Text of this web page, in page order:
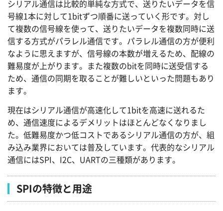
シリアル通信は比較的単純な方式で、送りたいデータを信
号線1本に対して1bitずつ順番に送っていく形です。対し
て複数の信号線を使って、送りたいデータを複数同時に送
信する方式がパラレル通信です。パラレル通信の方が便利
なように思えますが、信号線の本数が増えるため、配線の
難易度が上がります。また複数のbitを同時に送受信する
ため、通信の同期を取ることが難しいといった問題もあり
ます。
現在はシリアル通信が高速化して1bitを高速に送れるた
め、通信速度によるデメリットはほとんどなくなりまし
た。低難易度かつ低コストであるシリアル通信の方が、組
み込み業界においては普及しています。代表的なシリアル
通信にはSPI、I2C、UARTの三種類があります。
SPIの特徴と用途